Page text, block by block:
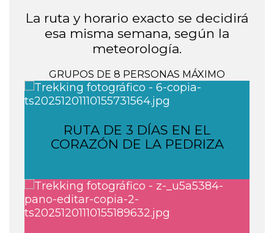
La ruta y horario exacto se decidirá
esa misma semana, según la
meteorología.
GRUPOS DE 8 PERSONAS MÁXIMO
RUTA DE 3 DÍAS EN EL
CORAZÓN DE LA PEDRIZA